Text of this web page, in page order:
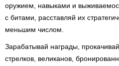
оружием, навыками и
с битами, расставляй их
меньшим числом.
Зарабатывай награды,
стрелков, великанов,